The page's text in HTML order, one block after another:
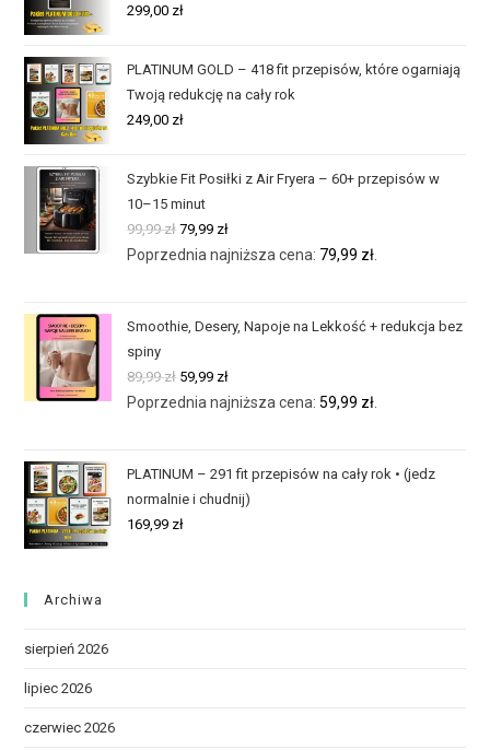
299,00 zł
PLATINUM GOLD – 418 fit przepisów, które ogarniają
Twoją redukcję na cały rok
249,00 zł
Szybkie Fit Posiłki z Air Fryera – 60+ przepisów w
10–15 minut
99,99zł 79,99 zł
Poprzednia najniższa cena: 79,99 zł
Smoothie, Desery, Napoje na Lekkość + redukcja bez
spiny
89,99zł 59,99 zł
Poprzednia najniższa cena:59,99 zł
PLATINUM – 291 fit przepisów na cały rok • (jedz
normalnie i chudnij)
169,99 zł
Archiwa
sierpień 2026
lipiec 2026
czerwiec 2026